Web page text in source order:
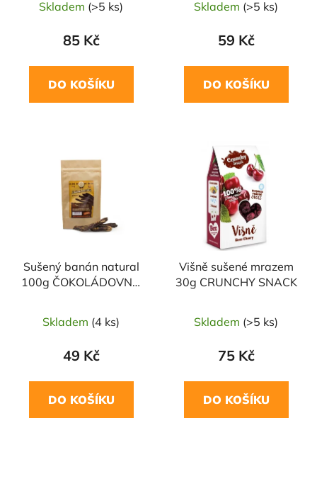
Skladem (>5 ks)
85 Kč
DO KOŠÍKU
Skladem (>5 ks)
59 Kč
DO KOŠÍKU
Sušený banán natural
100g ČOKOLÁDOVNA
Skladem (4 ks)
49 Kč
DO KOŠÍKU
Višně sušené mrazem
30g CRUNCHY SNACK
Skladem (>5 ks)
75 Kč
DO KOŠÍKU